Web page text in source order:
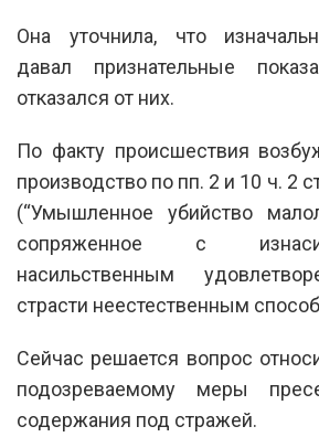
Она уточнила, что
давал признательные
отказался от них.
По факту происшествия
производство по пп. 2 и 10 ч. 2
(“Умышленное убийство
сопряженное с
насильственным
страсти неестественным
Сейчас решается вопрос
подозреваемому меры
содержания под стражей.